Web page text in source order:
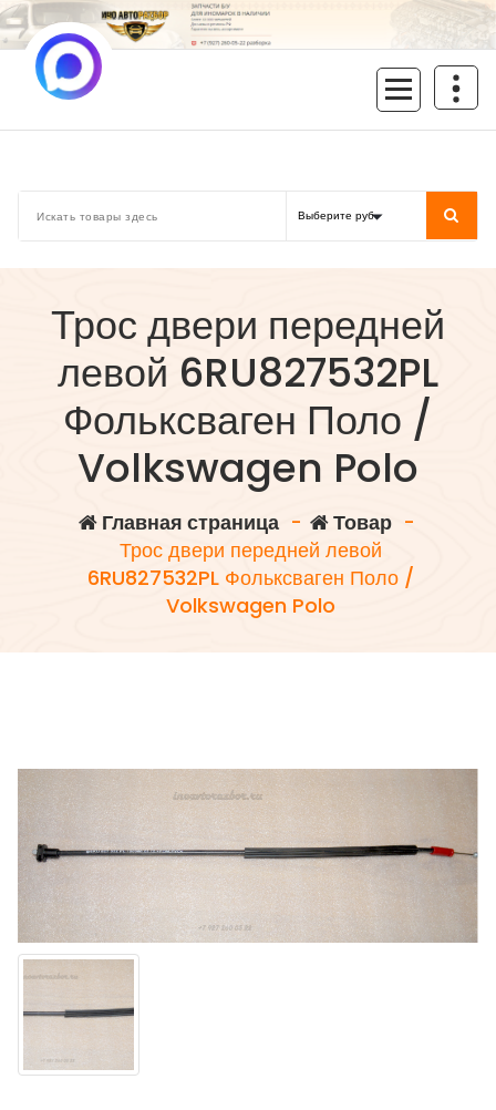
Перейти
к
содержимому
Трос двери передней
левой 6RU827532PL
Фольксваген Поло /
Volkswagen Polo
Главная страница- Товар-
Трос двери передней левой
6RU827532PL Фольксваген Поло /
Volkswagen Polo